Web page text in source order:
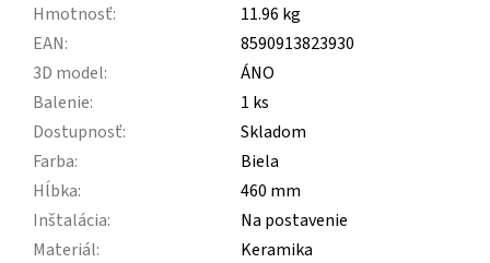
Hmotnosť:
11.96 kg
EAN:
8590913823930
3D model:
ÁNO
Balenie:
1 ks
Dostupnosť:
Skladom
Farba:
Biela
Hĺbka:
460 mm
Inštalácia:
Na postavenie
Materiál:
Keramika